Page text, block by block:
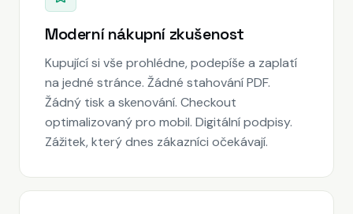
Moderní nákupní zkušenost
Kupující si vše prohlédne, podepíše a zaplatí
na jedné stránce. Žádné stahování PDF.
Žádný tisk a skenování. Checkout
optimalizovaný pro mobil. Digitální podpisy.
Zážitek, který dnes zákazníci očekávají.